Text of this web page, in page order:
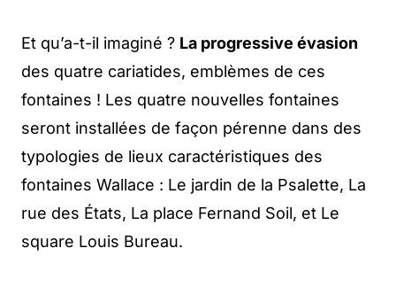
Et qu’a-t-il imaginé ? La progressive évasion
des quatre cariatides, emblèmes de ces
fontaines ! Les quatre nouvelles fontaines
seront installées de façon pérenne dans des
typologies de lieux caractéristiques des
fontaines Wallace : Le jardin de la Psalette, La
rue des États, La place Fernand Soil, et Le
square Louis Bureau.